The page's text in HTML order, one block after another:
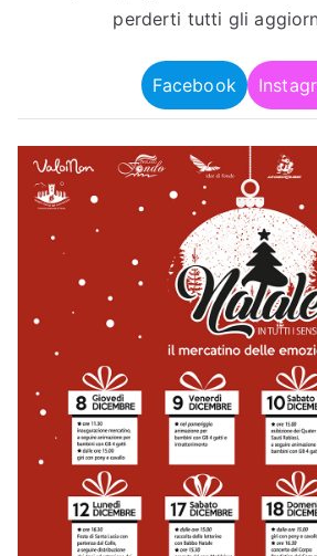
perderti tutti gli
Facebook